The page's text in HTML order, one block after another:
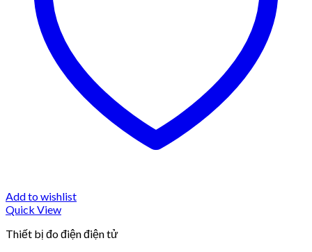
Add to wishlist
Quick View
Thiết bị đo điện điện tử